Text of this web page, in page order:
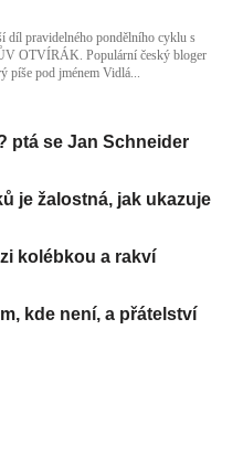
díl pravidelného pondělního cyklu s
OTVÍRÁK. Populární český bloger
píše pod jménem Vidlá...
ptá se Jan Schneider
je žalostná, jak ukazuje
kolébkou a rakví
kde není, a přátelství